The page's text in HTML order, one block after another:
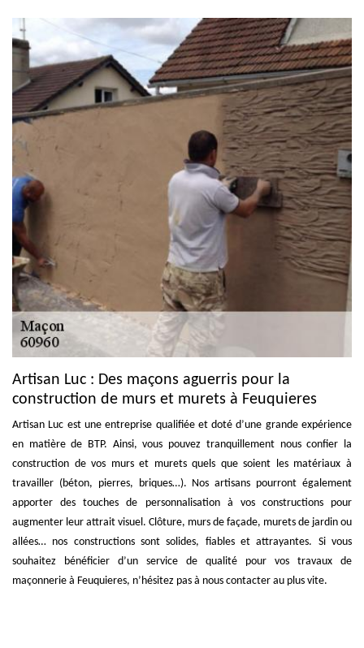
Artisan Luc : Des maçons aguerris pour la
construction de murs et murets à Feuquieres
Artisan Luc est une entreprise qualifiée et doté d’une grande expérience
en matière de BTP. Ainsi, vous pouvez tranquillement nous confier la
construction de vos murs et murets quels que soient les matériaux à
travailler (béton, pierres, briques…). Nos artisans pourront également
apporter des touches de personnalisation à vos constructions pour
augmenter leur attrait visuel. Clôture, murs de façade, murets de jardin ou
allées… nos constructions sont solides, fiables et attrayantes. Si vous
souhaitez bénéficier d’un service de qualité pour vos travaux de
maçonnerie à Feuquieres, n’hésitez pas à nous contacter au plus vite.